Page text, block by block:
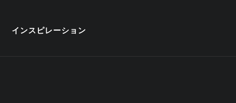
インスピレーション